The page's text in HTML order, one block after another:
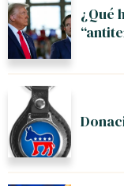
¿Qué